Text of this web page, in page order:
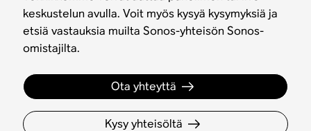
keskustelun avulla. Voit myös kysyä kysymyksiä ja
etsiä vastauksia muilta Sonos-yhteisön Sonos-
omistajilta.
Ota yhteyttä
Kysy yhteisöltä